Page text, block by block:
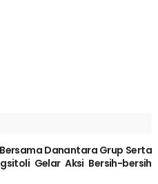
Bersama Danantara Grup Serta
Gelar Aksi Bersih-bersih